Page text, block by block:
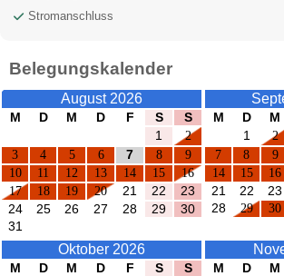
Stromanschluss
Belegungskalender
August 2026
M D M D F S
S
1
2
3
4 5 6 7 8
9
10
11 12 13 14 15
16
17
18 19 20 21 22
23
24
25 26 27 28 29
30
31
M D M
1
2
7
8 9
14
15 16
21
22 23
28
29 30
Oktober 2026
M D M D F S
S
M D M